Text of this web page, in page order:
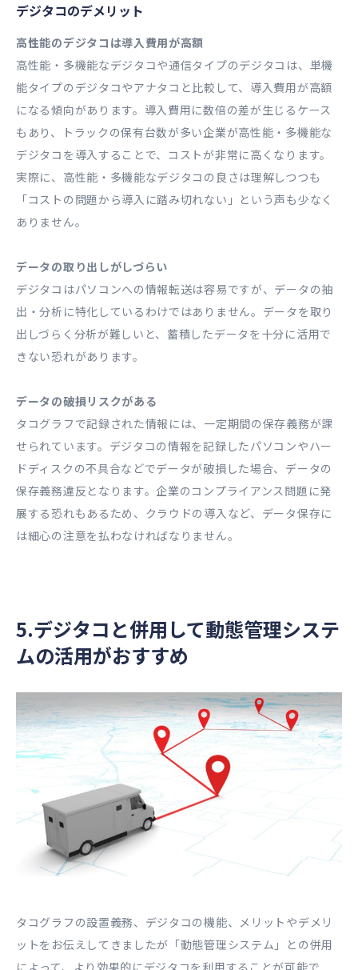
デジタコのデメリット
高性能のデジタコは導入費用が高額
高性能・多機能なデジタコや通信タイプのデジタコは、単機
能タイプのデジタコやアナタコと比較して、導入費用が高額
になる傾向があります。導入費用に数倍の差が生じるケース
もあり、トラックの保有台数が多い企業が高性能・多機能な
デジタコを導入することで、コストが非常に高くなります。
実際に、高性能・多機能なデジタコの良さは理解しつつも
「コストの問題から導入に踏み切れない」という声も少なく
ありません。
データの取り出しがしづらい
デジタコはパソコンへの情報転送は容易ですが、データの抽
出・分析に特化しているわけではありません。データを取り
出しづらく分析が難しいと、蓄積したデータを十分に活用で
きない恐れがあります。
データの破損リスクがある
タコグラフで記録された情報には、一定期間の保存義務が課
せられています。デジタコの情報を記録したパソコンやハー
ドディスクの不具合などでデータが破損した場合、データの
保存義務違反となります。企業のコンプライアンス問題に発
展する恐れもあるため、クラウドの導入など、データ保存に
は細心の注意を払わなければなりません。
5.デジタコと併用して動態管理システ
ムの活用がおすすめ
タコグラフの設置義務、デジタコの機能、メリットやデメリ
ットをお伝えしてきましたが「動態管理システム」との併用
によって、より効果的にデジタコを利用することが可能で